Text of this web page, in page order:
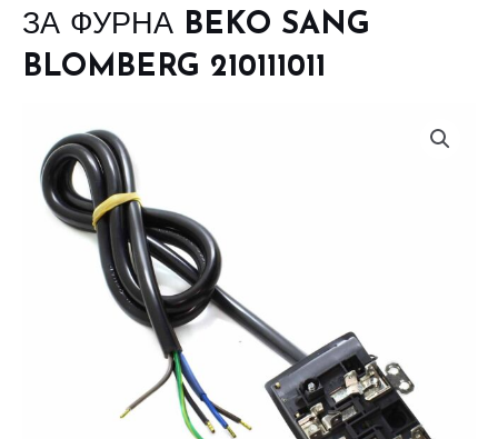
ЗА ФУРНА BEKO SANG
BLOMBERG 210111011